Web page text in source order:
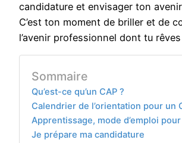
candidature et envisager ton
C’est ton moment de briller et de
l’avenir professionnel dont tu
Sommaire
Qu’est-ce qu’un CAP ?
Calendrier de l’orientation pour un
Apprentissage, mode d’emploi
Je prépare ma candidature